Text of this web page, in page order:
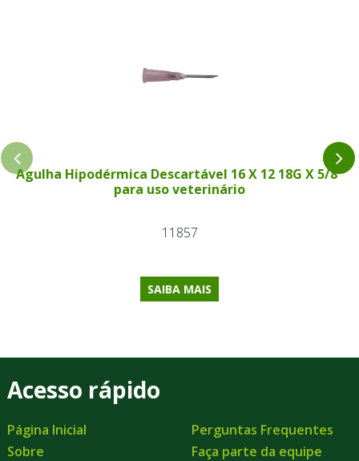
Agulha Hipodérmica Descartável 16 X 12 18G X 5/8"
para uso veterinário
11857
SAIBA MAIS
Acesso rápido
Página Inicial
Sobre
Perguntas Frequentes
Faça parte da equipe